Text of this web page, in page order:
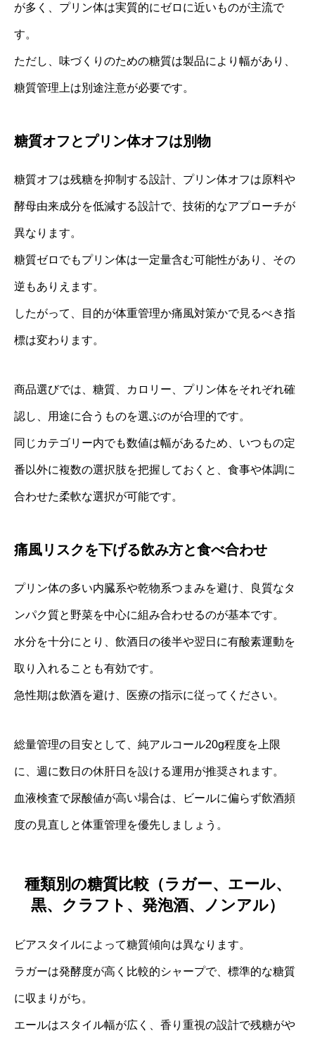
が多く、プリン体は実質的にゼロに近いものが主流で
す。
ただし、味づくりのための糖質は製品により幅があり、
糖質管理上は別途注意が必要です。
糖質オフとプリン体オフは別物
糖質オフは残糖を抑制する設計、プリン体オフは原料や
酵母由来成分を低減する設計で、技術的なアプローチが
異なります。
糖質ゼロでもプリン体は一定量含む可能性があり、その
逆もありえます。
したがって、目的が体重管理か痛風対策かで見るべき指
標は変わります。
商品選びでは、糖質、カロリー、プリン体をそれぞれ確
認し、用途に合うものを選ぶのが合理的です。
同じカテゴリー内でも数値は幅があるため、いつもの定
番以外に複数の選択肢を把握しておくと、食事や体調に
合わせた柔軟な選択が可能です。
痛風リスクを下げる飲み方と食べ合わせ
プリン体の多い内臓系や乾物系つまみを避け、良質なタ
ンパク質と野菜を中心に組み合わせるのが基本です。
水分を十分にとり、飲酒日の後半や翌日に有酸素運動を
取り入れることも有効です。
急性期は飲酒を避け、医療の指示に従ってください。
総量管理の目安として、純アルコール20g程度を上限
に、週に数日の休肝日を設ける運用が推奨されます。
血液検査で尿酸値が高い場合は、ビールに偏らず飲酒頻
度の見直しと体重管理を優先しましょう。
種類別の糖質比較（ラガー、エール、
黒、クラフト、発泡酒、ノンアル）
ビアスタイルによって糖質傾向は異なります。
ラガーは発酵度が高く比較的シャープで、標準的な糖質
に収まりがち。
エールはスタイル幅が広く、香り重視の設計で残糖がや